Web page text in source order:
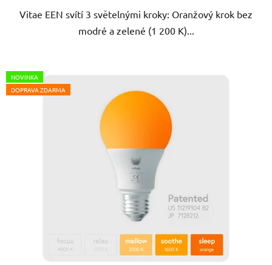
Vitae EEN svítí 3 světelnými kroky: Oranžový krok bez
modré a zelené (1 200 K)...
NOVINKA
DOPRAVA ZDARMA